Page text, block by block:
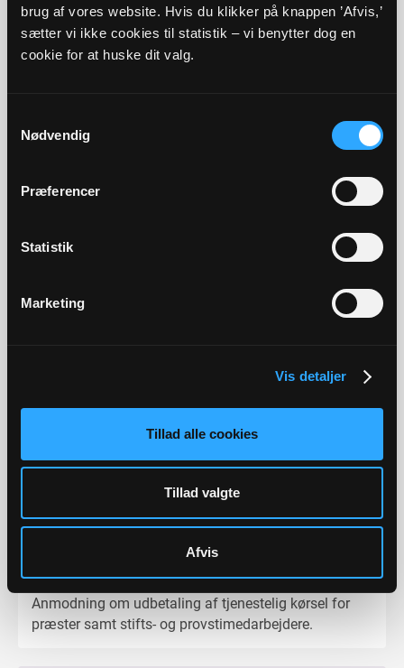
brug af vores website. Hvis du klikker på knappen ’Afvis,’
sætter vi ikke cookies til statistik – vi benytter dog en
cookie for at huske dit valg.
Nødvendig
Præferencer
Statistik
Marketing
Vis detaljer
Tillad alle cookies
Tillad valgte
Afvis
Vejledninger til arbejdet med FLØS (Folkekirkens
Lønservice).
Link til menighedsrådets dokumentarkiv, budget- og
regnskabssystemet samt valgsystemet.
System til administration af konfirmationshold og
forældresamtykker samt kommunikation med
Anmodning om udbetaling af tjenestelig kørsel for
præster samt stifts- og provstimedarbejdere.